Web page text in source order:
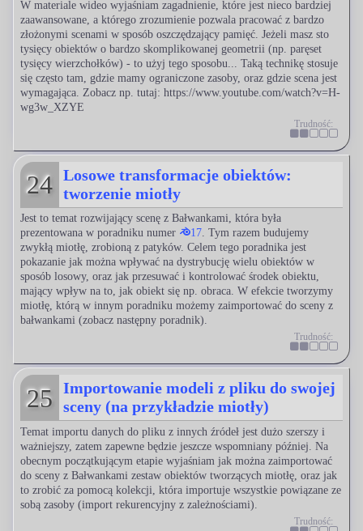
Trudność:
W materiale wideo wyjaśniam zagadnienie, które jest nieco bardziej
zaawansowane, a którego zrozumienie pozwala pracować z bardzo
złożonymi scenami w sposób oszczędzający pamięć. Jeżeli masz sto
tysięcy obiektów o bardzo skomplikowanej geometrii (np. paręset
tysięcy wierzchołków) - to użyj tego sposobu... Taką technikę stosuje
się często tam, gdzie mamy ograniczone zasoby, oraz gdzie scena jest
wymagająca. Zobacz np. tutaj: https://www.youtube.com/watch?v=H-
wg3w_XZYE
24
Trudność:
Losowe transformacje obiektów:
tworzenie miotły
Jest to temat rozwijający scenę z Bałwankami, która była
prezentowana w poradniku numer
17. Tym razem budujemy
zwykłą miotłę, zrobioną z patyków. Celem tego poradnika jest
pokazanie jak można wpływać na dystrybucję wielu obiektów w
sposób losowy, oraz jak przesuwać i kontrolować środek obiektu,
mający wpływ na to, jak obiekt się np. obraca. W efekcie tworzymy
miotłę, którą w innym poradniku możemy zaimportować do sceny z
bałwankami (zobacz następny poradnik).
25
Trudność:
Importowanie modeli z pliku do swojej
sceny (na przykładzie miotły)
Temat importu danych do pliku z innych źródeł jest dużo szerszy i
ważniejszy, zatem zapewne będzie jeszcze wspomniany później. Na
obecnym początkującym etapie wyjaśniam jak można zaimportować
do sceny z Bałwankami zestaw obiektów tworzących miotłę, oraz jak
to zrobić za pomocą kolekcji, która importuje wszystkie powiązane ze
sobą zasoby (import rekurencyjny z zależnościami).